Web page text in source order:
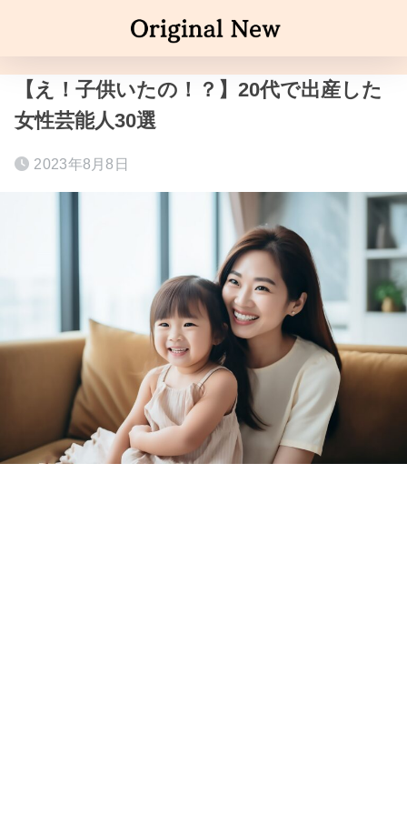
【え！子供いたの！？】20代で出産した
女性芸能人30選
2023年8月8日